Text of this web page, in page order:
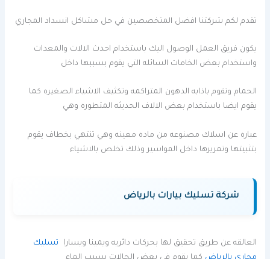
تقدم لكم شركتنا افضل المتخصصين في حل مشاكل انسداد المجاري
يكون فريق العمل الوصول اليك باستخدام احدث الالات والمعدات
واستخدام بعض الخامات السائله التي يقوم بسببها داخل
الحمام وتقوم باذابه الدهون المتراكمه وتكثيف الاشياء الصغيره كما
يقوم ايضا باستخدام بعض الالاف الحديثه المتطوره وهي
عباره عن اسلاك مصنوعه من ماده معينه وهي تنتهي بخطاف يقوم
بتثبيتها وتمريرها داخل المواسير وذلك تخلص بالاشياء
شركة تسليك بيارات بالرياض
العالقه عن طريق تحقيق لها بحركات دائريه ويمينا ويسارا تسليك